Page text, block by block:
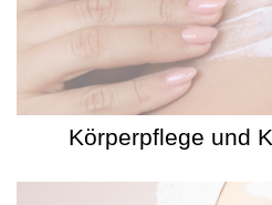
Körperpflege und